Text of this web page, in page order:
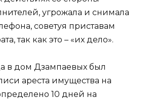
угрожала и снимала
советуя приставам
так как это – «их дело».
в дом Дзампаевых был
ареста имущества на
10 дней на